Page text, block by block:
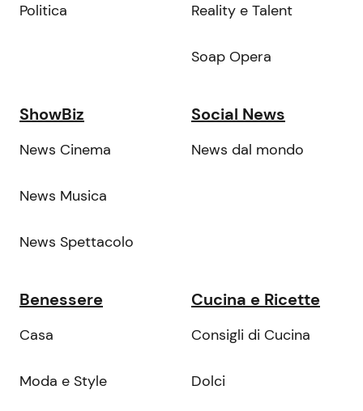
Politica Reality e Talent
Soap Opera
ShowBiz
News Cinema
News Musica
News Spettacolo
Social News
News dal mondo
Benessere
Casa
Moda e Style
Cucina e Ricette
Consigli di Cucina
Dolci